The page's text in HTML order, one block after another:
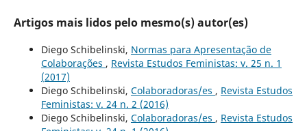
Artigos mais lidos pelo mesmo(s) autor(es)
Diego Schibelinski, Normas para Apresentação de
Colaborações , Revista Estudos Feministas: v. 25 n. 1
(2017)
Diego Schibelinski, Colaboradoras/es , Revista Estudos
Feministas: v. 24 n. 2 (2016)
Diego Schibelinski, Colaboradoras/es , Revista Estudos